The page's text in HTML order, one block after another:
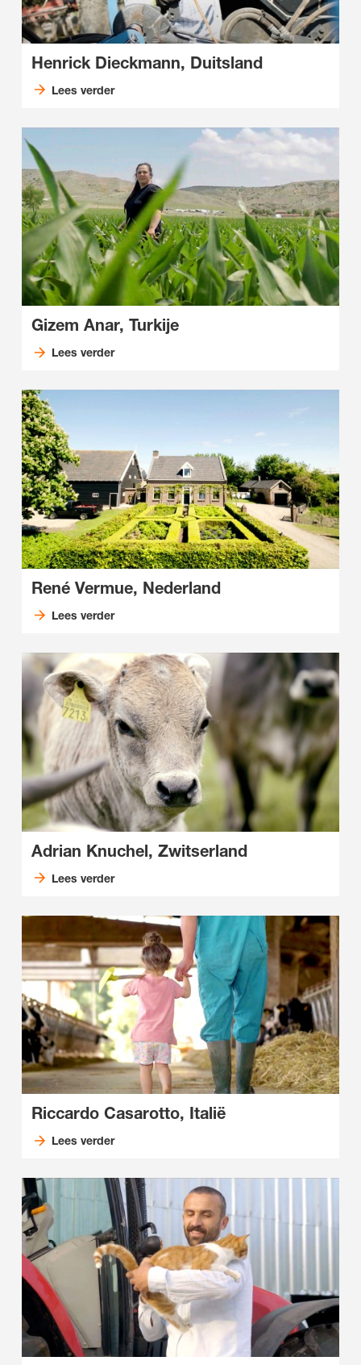
Henrick Dieckmann, Duitsland
Lees verder
Gizem Anar, Turkije
Lees verder
René Vermue, Nederland
Lees verder
Adrian Knuchel, Zwitserland
Lees verder
Riccardo Casarotto, Italië
Lees verder